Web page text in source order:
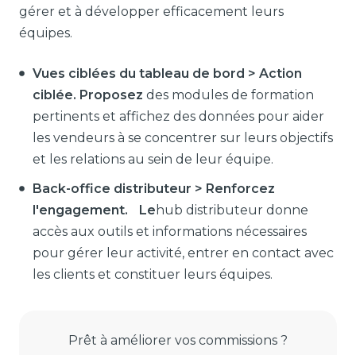
gérer et à développer efficacement leurs
équipes.
Vues ciblées du tableau de bord > Action
ciblée. Proposez des modules de formation
pertinents et affichez des données pour aider
les vendeurs à se concentrer sur leurs objectifs
et les relations au sein de leur équipe.
Back-office distributeur > Renforcez
l'engagement. Le hub distributeur donne
accès aux outils et informations nécessaires
pour gérer leur activité, entrer en contact avec
les clients et constituer leurs équipes.
Prêt à améliorer vos commissions ?